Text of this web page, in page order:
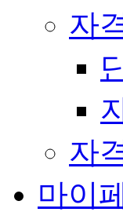
자
자
마이